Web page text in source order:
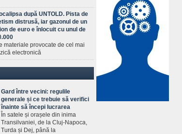
după UNTOLD. Pista de
distrusă, iar gazonul de un
de euro e înlocuit cu unul de
materiale provocate de cel mai
electronică
Gard între vecini: regulile
generale și ce trebuie să verifici
înainte să începi lucrarea
În satele și orașele din inima
Transilvaniei, de la Cluj-Napoca,
Turda și Dej, până la